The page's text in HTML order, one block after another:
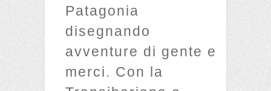
Patagonia
disegnando
avventure di gente e
merci. Con la